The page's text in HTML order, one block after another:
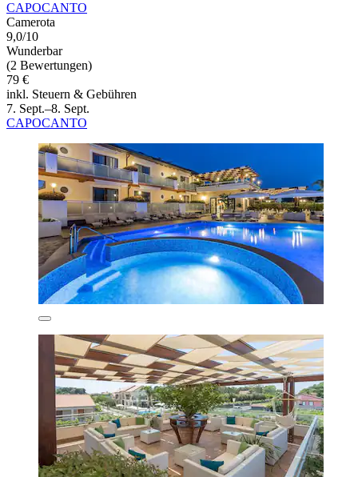
CAPOCANTO
Camerota
9,0/10
Wunderbar
(2 Bewertungen)
79 €
inkl. Steuern & Gebühren
7. Sept.–8. Sept.
CAPOCANTO